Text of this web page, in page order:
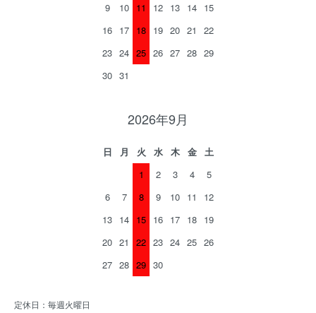
9
10 11 12 13 14 15
16 17 18 19 20 21
22
23 24 25 26 27 28 29
30 31
2026年9月
日 月 火 水 木 金
土
1
2 3 4
5
6
7 8 9 10 11
12
13 14 15 16 17 18 19
20 21 22 23 24 25 26
27 28 29 30
定休日：毎週火曜日